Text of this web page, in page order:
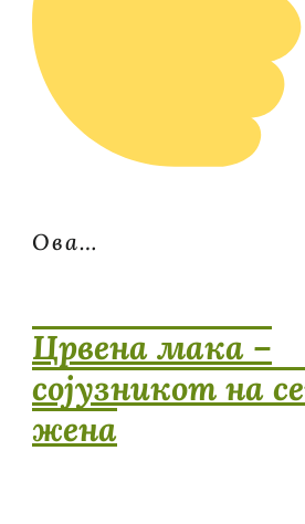
Ова…
Црвена мака –
сојузникот на
жена